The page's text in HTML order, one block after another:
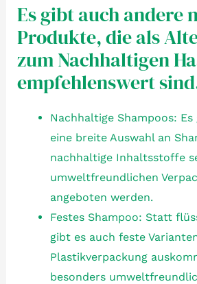
Es gibt auch andere
Produkte, die als
zum Nachhaltigen
empfehlenswert
Nachhaltige Shampoos:
eine breite Auswahl an
nachhaltige Inhaltsstoffe
umweltfreundlichen
angeboten werden.
Festes Shampoo: Statt
gibt es auch feste
Plastikverpackung
besonders